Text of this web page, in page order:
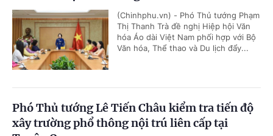
(Chinhphu.vn) - Phó Thủ tướng Phạm
Thị Thanh Trà đề nghị Hiệp hội Văn
hóa Áo dài Việt Nam phối hợp với Bộ
Văn hóa, Thể thao và Du lịch đẩy...
Phó Thủ tướng Lê Tiến Châu kiểm tra tiến độ
xây trường phổ thông nội trú liên cấp tại